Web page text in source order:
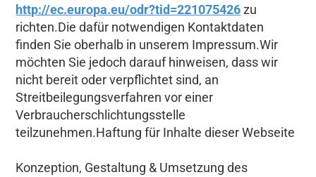
http://ec.europa.eu/odr?tid=221075426zu
richten.Die dafür notwendigen Kontaktdaten
finden Sie oberhalb in unserem Impressum.Wir
möchten Sie jedoch darauf hinweisen, dass wir
nicht bereit oder verpflichtet sind, an
Streitbeilegungsverfahren vor einer
Verbraucherschlichtungsstelle
teilzunehmen.Haftung für Inhalte dieser Webseite
Konzeption, Gestaltung & Umsetzung des